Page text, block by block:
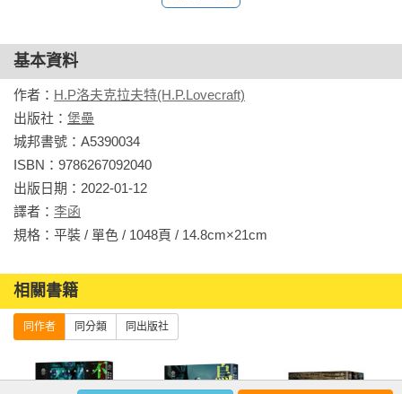
異星妖魔的刻板印象不同的是，洛夫克拉夫特相當強調人物的
《無名之城：H.P. Lovecraft短篇怪談選+克蘇魯神話故事傑作
選》，囊括了洛夫克拉夫特早期的短篇怪談，以及出自他生涯
早期與晚期的克蘇魯神話故事，加上補充《夢尋祕境卡達斯》
選集故事的《外神》，和洛夫克拉夫特與哈索．希爾德合著的
《穿越萬古》。每篇故事的主角們都因為受到好奇心的驅策，
使自己面臨無法挽回的局面。
在洛夫克拉夫特筆下，走火入魔般的好奇心，可能會比奈亞拉
喚》開頭所說：「世上最慈悲的事物，便是無法將所有事物聯
想在一起的人心。」當人心做出了不該有的聯想，後果便不堪
設想。這不只是克蘇魯神話作品的核心，也是洛夫克拉夫特的
基本資料
作者： H.P洛夫克拉夫特(H.P.Lovecraft)
出版社： 堡壘
城邦書號：A5390034
ISBN：9786267092040
出版日期：2022-01-12
譯者： 李函
規格：平裝 / 單色 / 1048頁 / 14.8cm×21cm
相關書籍
同作者 同分類 同出版社